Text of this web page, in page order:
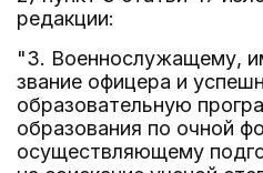
редакции:
"3. Военнослужащему,
звание офицера и
образовательную
образования по очной
осуществляющему